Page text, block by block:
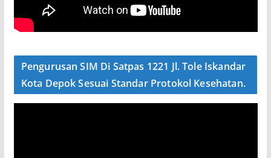
Pengurusan SIM Di Satpas 1221 Jl. Tole Iskandar
Kota Depok Sesuai Standar Protokol Kesehatan.